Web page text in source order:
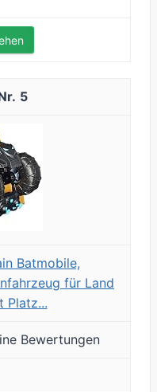
5
Batmobile,
für Land
Platz...
Bewertungen